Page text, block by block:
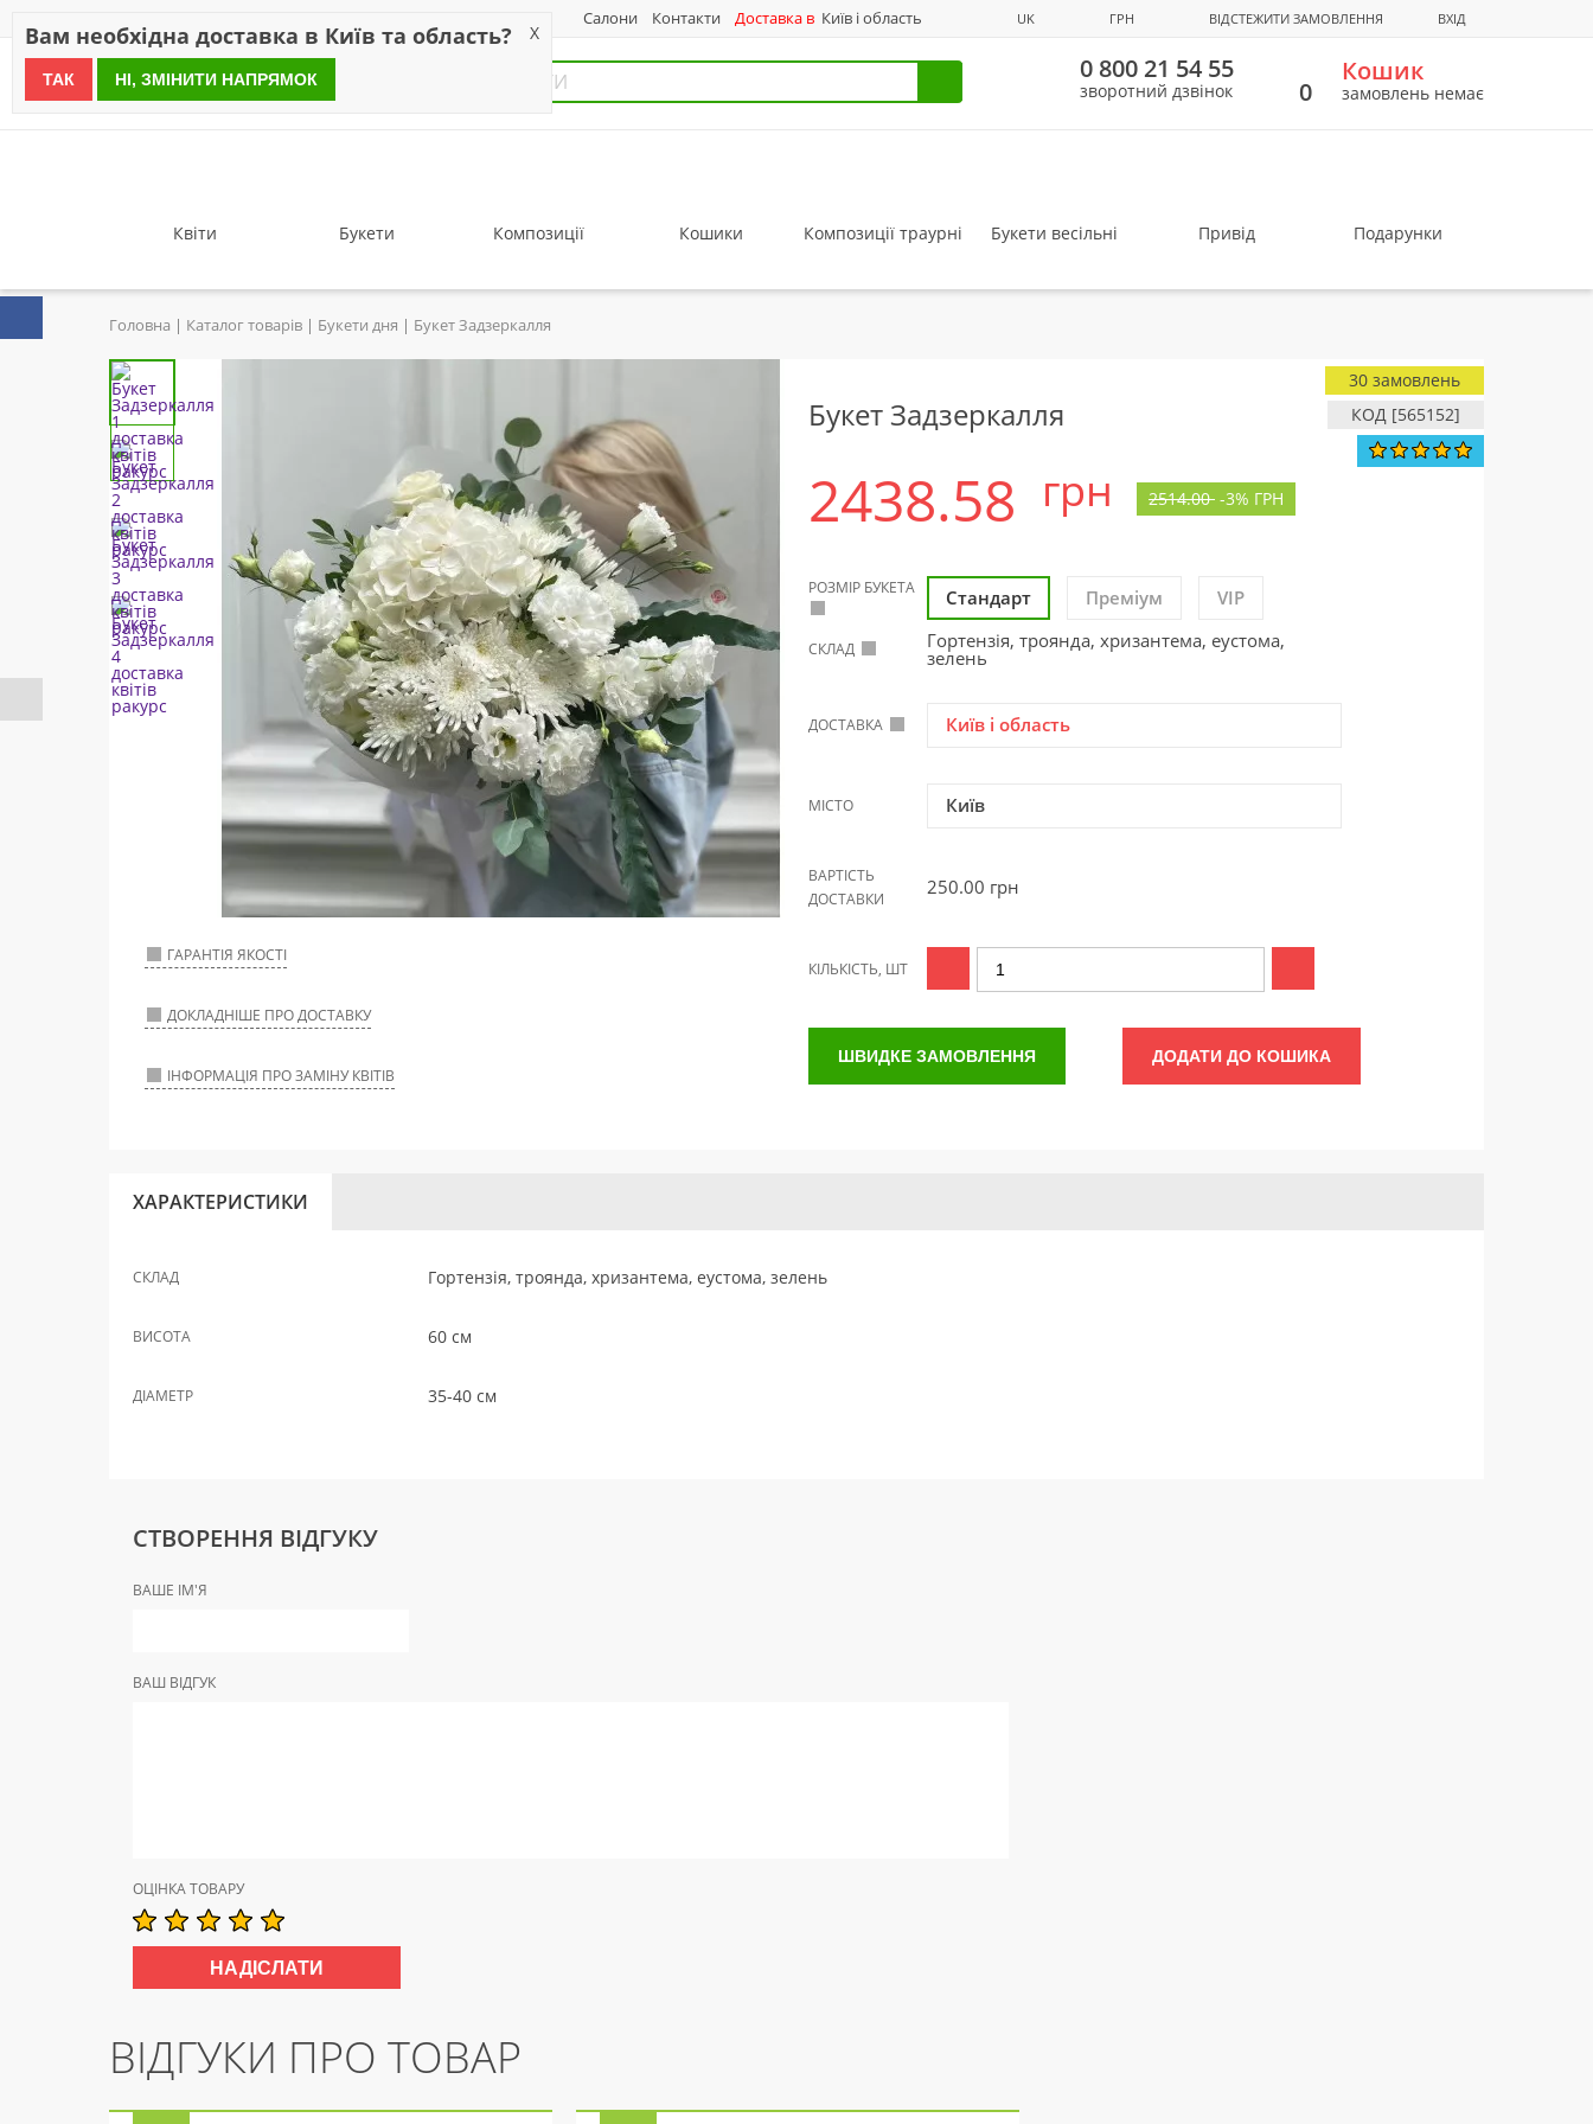
Салони Контакти Доставка в Київ і область UK ГРН ВІДСТЕЖИТИ ЗАМОВЛЕННЯ ВХІД
since 1999
0 800 21 54 55
зворотний дзвінок 0
Кошик
замовлень немає
Квіти Букети Композиції Кошики Композиції траурні Букети весільні Привід Подарунки
Головна Каталог товарів Букети дня Букет Задзеркалля
ГАРАНТІЯ ЯКОСТІ
ДОКЛАДНІШЕ ПРО ДОСТАВКУ
ІНФОРМАЦІЯ ПРО ЗАМІНУ КВІТІВ
Букет Задзеркалля КОД [565152]
30 замовлень
2438.58 грн 2514.00 -3% ГРН
РОЗМІР БУКЕТА Стандарт Преміум VIP
СКЛАД Гортензія, троянда, хризантема, еустома,
зелень
ДОСТАВКА Київ і область
МІСТО Київ
ВАРТІСТЬ
ДОСТАВКИ
250.00 грн
КІЛЬКІСТЬ, ШТ
ШВИДКЕ ЗАМОВЛЕННЯ ДОДАТИ ДО КОШИКА
ХАРАКТЕРИСТИКИ
СКЛАД Гортензія, троянда, хризантема, еустома, зелень
ВИСОТА 60 см
ДІАМЕТР 35-40 см
СТВОРЕННЯ ВІДГУКУ
ВАШЕ ІМ'Я
ВАШ ВІДГУК
ОЦІНКА ТОВАРУ
ВІДГУКИ ПРО ТОВАР
Вам необхідна доставка в Київ та область? X
ТАК НІ, ЗМІНИТИ НАПРЯМОК